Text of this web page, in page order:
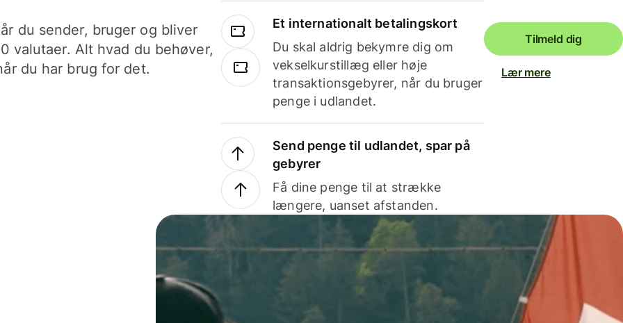
du sender, bruger og bliver
valutaer. Alt hvad du behøver,
du har brug for det.
Et internationalt betalingskort
Du skal aldrig bekymre dig om
vekselkurstillæg eller høje
transaktionsgebyrer, når du bruger
penge i udlandet.
Send penge til udlandet, spar på
gebyrer
Få dine penge til at strække
længere, uanset afstanden.
Tilmeld dig
Lær mere